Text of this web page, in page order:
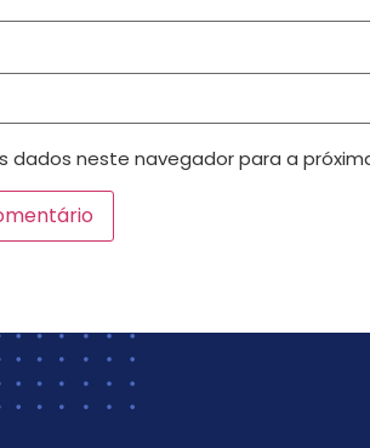
dados neste navegador para a